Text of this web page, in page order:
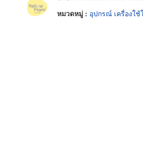
หมวดหมู่ : อุปกรณ์ เครื่องใช้ในการผ